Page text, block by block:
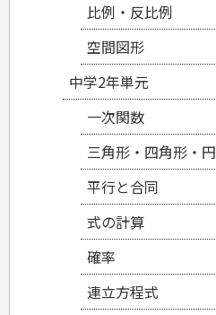
比例・反比例
空間図形
中学2年単元
一次関数
三角形・四角形・円
平行と合同
式の計算
確率
連立方程式